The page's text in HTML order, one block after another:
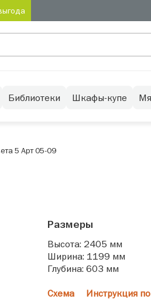
Библиотеки Шкафы-купе
5 Арт 05-09
Размеры
Высота: 2405 мм
Ширина: 1199 мм
Глубина: 603 мм
Схема Инструкция